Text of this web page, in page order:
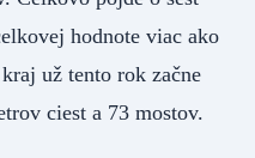
hodnote viac ako
už tento rok začne
ciest a 73 mostov.